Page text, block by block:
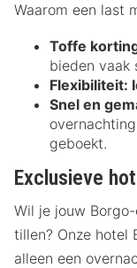
Waarom een last
Toffe
bieden vaak
Flexibiliteit:
Snel en
geboekt.
Exclusieve
Wil je jouw
tillen? Onze hotel
alleen een